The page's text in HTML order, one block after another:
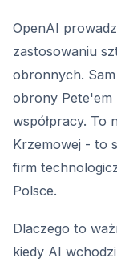
OpenAI
zastosowaniu
obronnych.
obrony Pete'em
współpracy. To
Krzemowej - to
firm
Polsce.
Dlaczego to
kiedy AI